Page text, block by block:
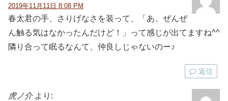
2019年11月11日 8:08 PM
春太君の手、さりげなさを装って、「あ、ぜんぜ
ん触る気はなかったんだけど！」って感じが出てますね^^
隣り合って眠るなんて、仲良しじゃないのー♪
返信
虎ノ介 より: